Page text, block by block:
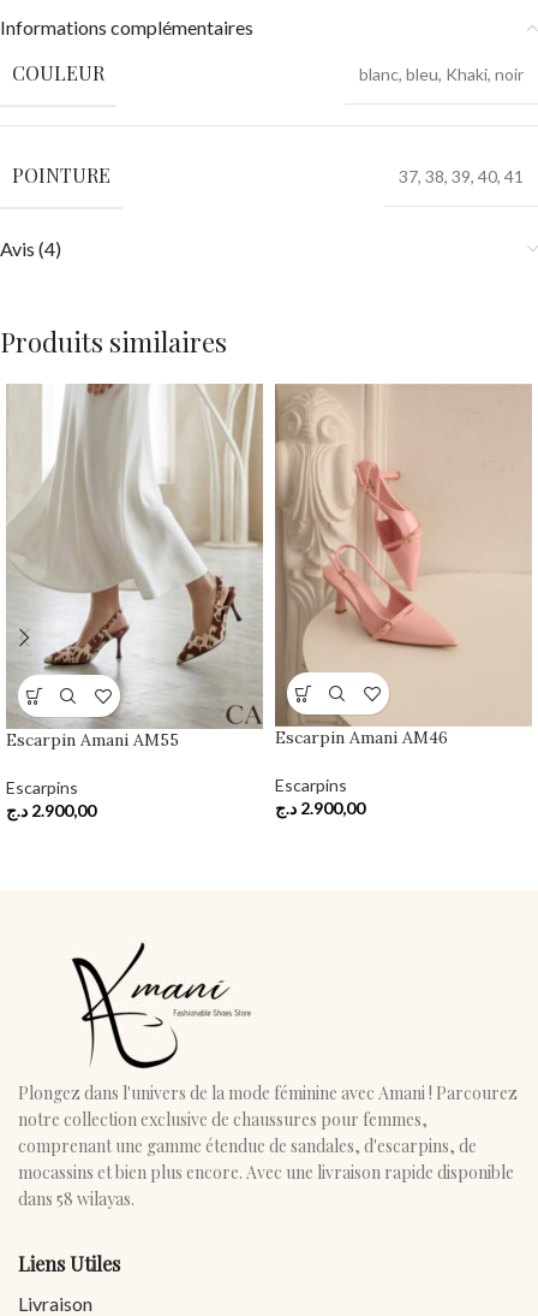
Informations complémentaires
COULEUR blanc, bleu, Khaki, noir
POINTURE 37, 38, 39, 40, 41
Avis (4)
Produits similaires
Escarpin Amani AM55
Escarpins
2.900,00 د.ج
Escarpin Amani AM46
Escarpins
2.900,00 د.ج
Plongez dans l'univers de la mode féminine avec Amani ! Parcourez
notre collection exclusive de chaussures pour femmes,
comprenant une gamme étendue de sandales, d'escarpins, de
mocassins et bien plus encore. Avec une livraison rapide disponible
dans 58 wilayas.
Liens Utiles
Livraison